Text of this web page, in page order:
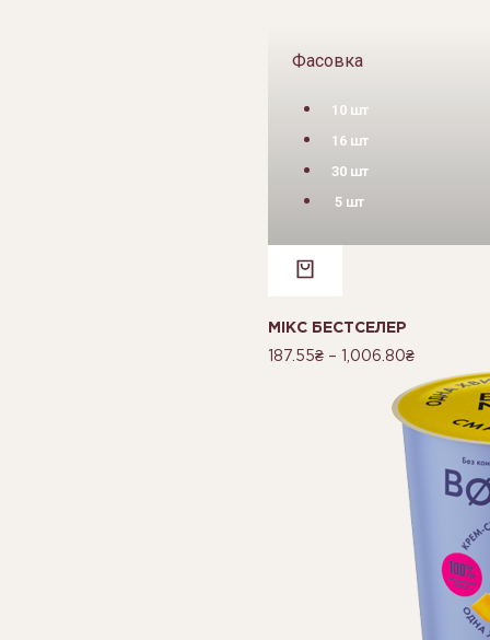
Фасовка
10 шт
16 шт
30 шт
5 шт
МІКС БЕСТСЕЛЕР
187.55₴– 1,006.80₴